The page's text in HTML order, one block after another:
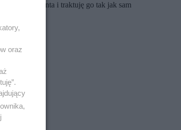
pacjenta i traktuję go tak jak sam
oraz